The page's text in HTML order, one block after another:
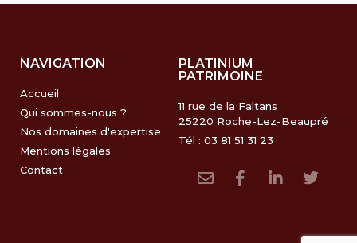
PLATINIUM
PATRIMOINE
11 rue de la Faltans
25220 Roche-Lez-Beaupré
Tél : 03 81 51 31 23
NAVIGATION
Accueil
Qui sommes-nous ?
Nos domaines d'expertise
Mentions légales
Contact